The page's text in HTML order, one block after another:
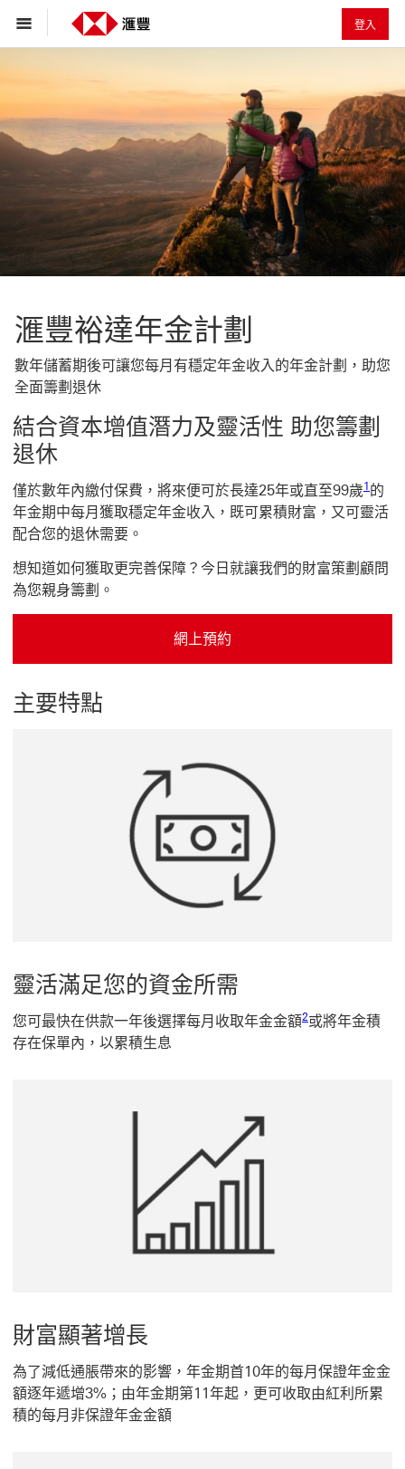
登入
滙豐裕達年金計劃
數年儲蓄期後可讓您每月有穩定年金收入的年金計劃，助您
全面籌劃退休
結合資本增值潛力及靈活性 助您籌劃
退休
僅於數年內繳付保費，將來便可於長達25年或直至99歲1 1 參考
的
年金期中每月獲取穩定年金收入，既可累積財富，又可靈活
配合您的退休需要。
想知道如何獲取更完善保障？今日就讓我們的財富策劃顧問
為您親身籌劃。
網上預約
主要特點
靈活滿足您的資金所需
您可最快在供款一年後選擇每月收取年金金額2 2 參考腳註2
或將年金積
存在保單內，以累積生息
財富顯著增長
為了減低通脹帶來的影響，年金期首10年的每月保證年金金
額逐年遞增3%；由年金期第11年起，更可收取由紅利所累
積的每月非保證年金金額